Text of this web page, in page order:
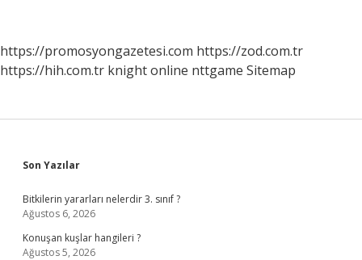
https://promosyongazetesi.com https://zod.com.tr
https://hih.com.tr knight online nttgame Sitemap
Sidebar
Son Yazılar
Bitkilerin yararları nelerdir 3. sınıf ?
Ağustos 6, 2026
Konuşan kuşlar hangileri ?
Ağustos 5, 2026